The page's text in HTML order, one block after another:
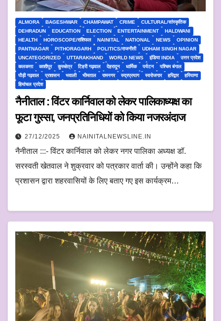
ALMORA BAGESHWAR CHAMPAWAT CRIME
CULTURAL/सांस्कृतिक
DEHRADUN
EDUCATION ELECTION ENTERTAINMENT
HALDWANI
HEALTH
HOROSCOPE/राशिफल NAINITAL NATIONAL NEWS
OPINION
PANTNAGAR
PITHORAGARH POLITICS/राजनीती
UDHAM SINGH NAGAR
UNCATEGORIZED
UTTARAKHAND WORLD NEWS इंडिया INDIA
उत्तर प्रदेश
कलकत्ता
काशीपुर कुरुक्षेत्र टिहरी गढ़वाल देहरादून धार्मिक पर्यटन
पश्चिम बंगाल
पौड़ी गढ़वाल
प्रशासन भवाली भीमताल रामनगर रुद्रप्रयाग स्वरोजगार हरिद्वार
हरियाणा
हिमांचल प्रदेश
नैनीताल : विंटर कार्निवाल को लेकर पालिकाध्यक्ष का
फूटा गुस्सा, जनप्रतिनिधियों को किया नजरअंदाज
27/12/2025 NAINITALNEWSLINE.IN
नैनीताल :::- विंटर कार्निवाल को लेकर नगर पालिका अध्यक्ष डॉ.
सरस्वती खेतवाल ने शुक्रवार को पत्रकार वार्ता की। उन्होंने कहा कि
प्रशासन द्वारा शहरवासियों के लिए बताए गए इस कार्यक्रम…